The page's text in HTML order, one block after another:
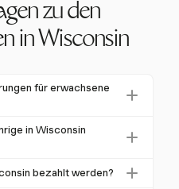
zu den
in Wisconsin
für erwachsene
nicht,
für Erwachsene
bezahlt werden.
in Wisconsin
sechsbezahlt werden?